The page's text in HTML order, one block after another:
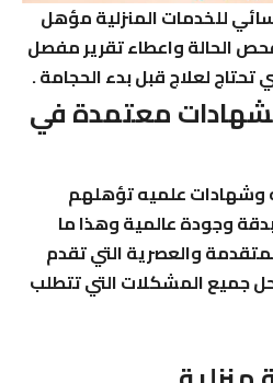
للخدمات المنزلية مؤهل
الحالة واعطاء تقرير مفصل
لعلاج قبل بدء الحجامة .
معتمدة في
علميه تؤهلهم
وجودة عالمية وهذا ما
والعصرية التي تقدم
جميع المشكلات التي تتطلب